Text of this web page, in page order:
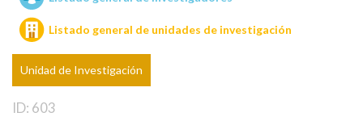
Listado general de unidades de investigación
Unidad de Investigación
ID: 603